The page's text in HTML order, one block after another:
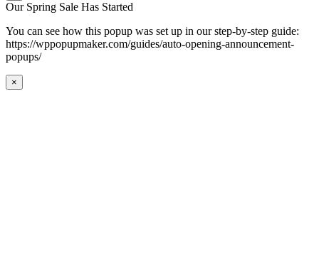
Our Spring Sale Has Started
You can see how this popup was set up in our step-by-step guide:
https://wppopupmaker.com/guides/auto-opening-announcement-
popups/
×